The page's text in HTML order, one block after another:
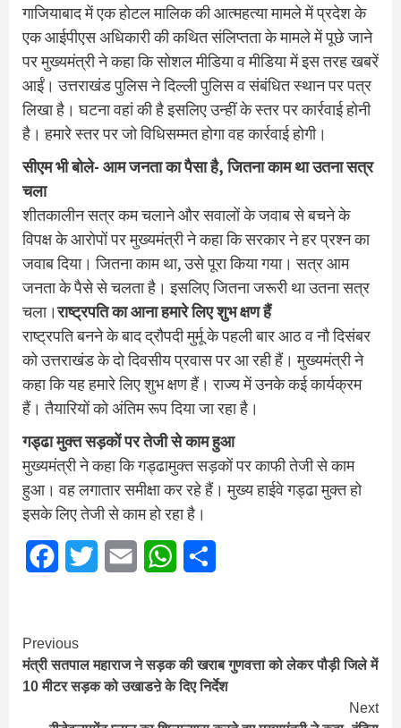
गाजियाबाद में एक होटल मालिक की आत्महत्या मामले में प्रदेश के
एक आईपीएस अधिकारी की कथित संलिप्तता के मामले में पूछे जाने
पर मुख्यमंत्री ने कहा कि सोशल मीडिया व मीडिया में इस तरह खबरें
आईं। उत्तराखंड पुलिस ने दिल्ली पुलिस व संबंधित स्थान पर पत्र
लिखा है। घटना वहां की है इसलिए उन्हीं के स्तर पर कार्रवाई होनी
है। हमारे स्तर पर जो विधिसम्मत होगा वह कार्रवाई होगी।
सीएम भी बोले- आम जनता का पैसा है, जितना काम था उतना सत्र
चला
शीतकालीन सत्र कम चलाने और सवालों के जवाब से बचने के
विपक्ष के आरोपों पर मुख्यमंत्री ने कहा कि सरकार ने हर प्रश्न का
जवाब दिया। जितना काम था, उसे पूरा किया गया। सत्र आम
जनता के पैसे से चलता है। इसलिए जितना जरूरी था उतना सत्र
चला।राष्ट्रपति का आना हमारे लिए शुभ क्षण हैं
राष्ट्रपति बनने के बाद द्रौपदी मुर्मू के पहली बार आठ व नौ दिसंबर
को उत्तराखंड के दो दिवसीय प्रवास पर आ रही हैं। मुख्यमंत्री ने
कहा कि यह हमारे लिए शुभ क्षण हैं। राज्य में उनके कई कार्यक्रम
हैं। तैयारियों को अंतिम रूप दिया जा रहा है।
गड्ढा मुक्त सड़कों पर तेजी से काम हुआ
मुख्यमंत्री ने कहा कि गड्ढामुक्त सड़कों पर काफी तेजी से काम
हुआ। वह लगातार समीक्षा कर रहे हैं। मुख्य हाईवे गड्ढा मुक्त हो
इसके लिए तेजी से काम हो रहा है।
FacebookTwitter Email WhatsApp
Continue
Reading
Previous
मंत्री सतपाल महाराज ने सड़क की खराब गुणवत्ता को लेकर पौड़ी जिले में
10 मीटर सड़क को उखाडऩे के दिए निर्देश
Next